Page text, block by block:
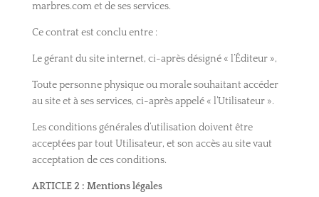
marbres.com et de ses services.
Ce contrat est conclu entre :
Le gérant du site internet, ci-après désigné « l’Éditeur »,
Toute personne physique ou morale souhaitant accéder
au site et à ses services, ci-après appelé « l’Utilisateur ».
Les conditions générales d’utilisation doivent être
acceptées par tout Utilisateur, et son accès au site vaut
acceptation de ces conditions.
ARTICLE 2 : Mentions légales